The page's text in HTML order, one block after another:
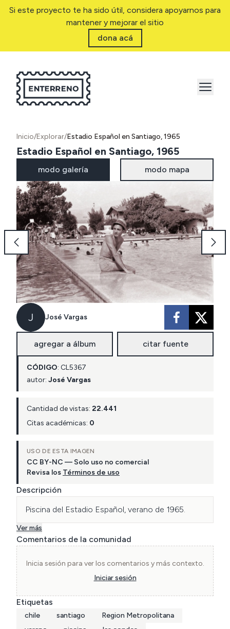
Si este proyecto te ha sido útil, considera apoyarnos para
mantener y mejorar el sitio
dona acá
Inicio/Explorar/Estadio Español en Santiago, 1965
Estadio Español en Santiago, 1965
modo galería modo mapa
J José Vargas
agregar a álbum citar fuente
CÓDIGO: CL5367
autor: José Vargas
Cantidad de vistas: 22.441
Citas académicas: 0
USO DE ESTA IMAGEN
CC BY-NC — Solo uso no comercial
Revisa los Términos de uso
Descripción
Piscina del Estadio Español, verano de 1965.
Ver más
Comentarios de la comunidad
Inicia sesión para ver los comentarios y más contexto.
Iniciar sesión
Etiquetas
chile santiago
Region Metropolitana